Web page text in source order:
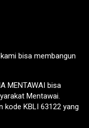
bisa membangun
MENTAWAI bisa
Mentawai.
kode KBLI 63122 yang